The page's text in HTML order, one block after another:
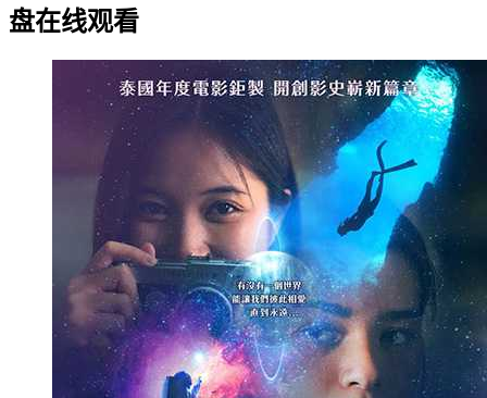
盘在线观看